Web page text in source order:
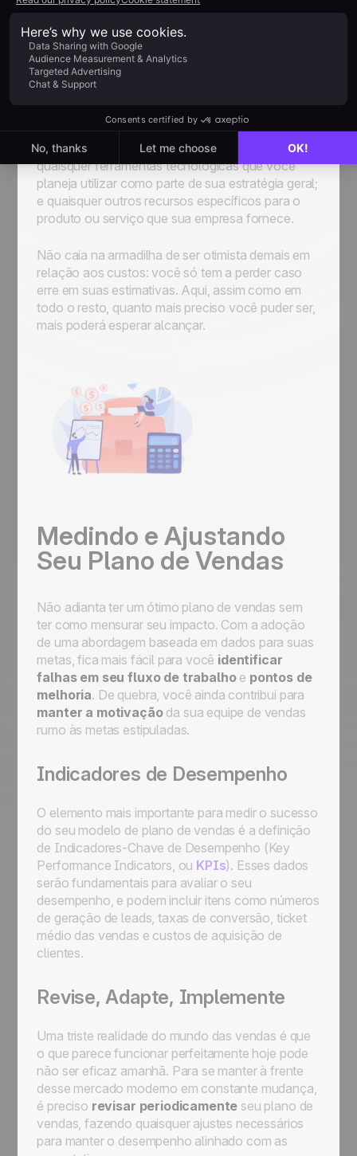
crescimento de receita a longo prazo que você
quer alcançar, certo?
Seu plano de vendas deve incluir uma
detalhada do orçamento necessário para
levar em consideração nesta parte incluem:
orçamento de marketing; custos de pessoal
(como treinamento, salário, equipamento, etc.);
quaisquer ferramentas tecnológicas que você
planeja utilizar como parte de sua estratégia geral;
e quaisquer outros recursos específicos para o
produto ou serviço que sua empresa fornece.
Não caia na armadilha de ser otimista demais em
relação aos custos: você só tem a perder caso
erre em suas estimativas. Aqui, assim como em
todo o resto, quanto mais preciso você puder ser,
mais poderá esperar alcançar.
Medindo e Ajustando
Seu Plano de Vendas
Não adianta ter um ótimo plano de vendas sem
ter como mensurar seu impacto. Com a adoção
de uma abordagem baseada em dados para suas
metas, fica mais fácil para você identificar
falhas em seu fluxo de trabalhoe pontos de
melhoria. De quebra, você ainda contribui para
manter a motivaçãoda sua equipe de vendas
rumo às metas estipuladas.
Indicadores de Desempenho
O elemento mais importante para medir o sucesso
do seu modelo de plano de vendas é a definição
de Indicadores-Chave de Desempenho (Key
Performance Indicators, ou KPIs). Esses dados
serão fundamentais para avaliar o seu
desempenho, e podem incluir itens como números
de geração de leads, taxas de conversão, ticket
médio das vendas e custos de aquisição de
clientes.
Revise, Adapte, Implemente
Uma triste realidade do mundo das vendas é que
o que parece funcionar perfeitamente hoje pode
não ser eficaz amanhã. Para se manter à frente
desse mercado moderno em constante mudança,
é preciso revisar periodicamente seu plano de
vendas, fazendo quaisquer ajustes necessários
para manter o desempenho alinhado com as